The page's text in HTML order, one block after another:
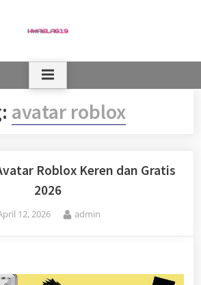
avatar roblox
Roblox Keren dan Gratis
2026
12, 2026 By
admin